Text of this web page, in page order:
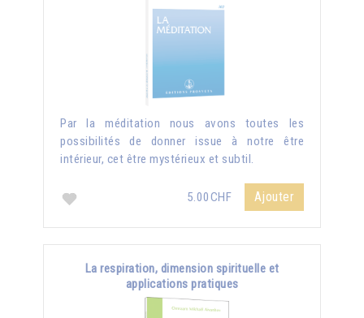
Par la méditation nous avons toutes les
possibilités de donner issue à notre être
intérieur, cet être mystérieux et subtil.
5.00CHF Ajouter
La respiration, dimension spirituelle et
applications pratiques